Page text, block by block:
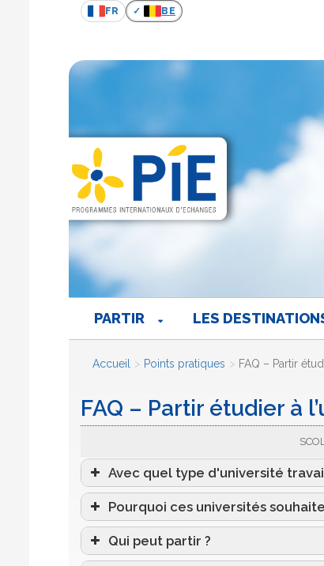
FR BE
PARTIR LES
Accueil Points pratiques FAQ – Partir
FAQ – Partir étudier à
Avec quel type d'université
Pourquoi ces universités
Qui peut partir ?